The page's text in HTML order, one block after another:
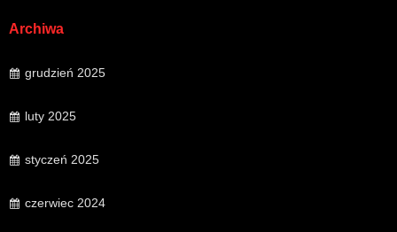
Archiwa
grudzień 2025
luty 2025
styczeń 2025
czerwiec 2024